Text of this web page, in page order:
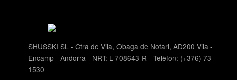
SHUSSKI SL - Ctra de Vila, Obaga de Notari, AD200 Vila -
Encamp - Andorra - NRT: L-708643-R - Telèfon: (+376) 73
1530